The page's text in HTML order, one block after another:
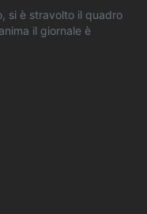
si è stravolto il quadro
il giornale è